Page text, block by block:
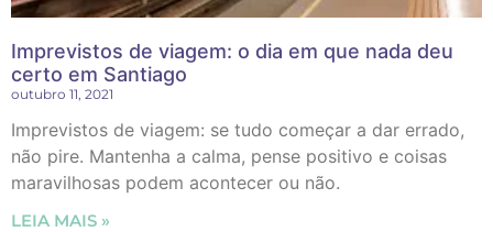
Imprevistos de viagem: o dia em que nada deu
certo em Santiago
outubro 11, 2021
Imprevistos de viagem: se tudo começar a dar errado,
não pire. Mantenha a calma, pense positivo e coisas
maravilhosas podem acontecer ou não.
LEIA MAIS »